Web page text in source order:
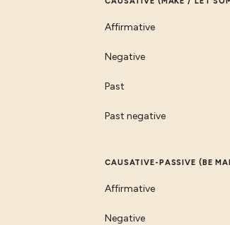
Affirmative
Negative
Past
Past negative
CAUSATIVE-PASSIVE (BE
Affirmative
Negative